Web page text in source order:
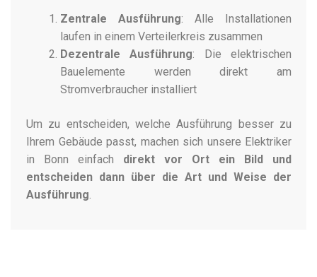
Zentrale Ausführung: Alle Installationen
laufen in einem Verteilerkreis zusammen
Dezentrale Ausführung: Die elektrischen
Bauelemente werden direkt am
Stromverbraucher installiert
Um zu entscheiden, welche Ausführung besser zu
Ihrem Gebäude passt, machen sich unsere Elektriker
in Bonn einfach direkt vor Ort ein Bild und
entscheiden dann über die Art und Weise der
Ausführung.